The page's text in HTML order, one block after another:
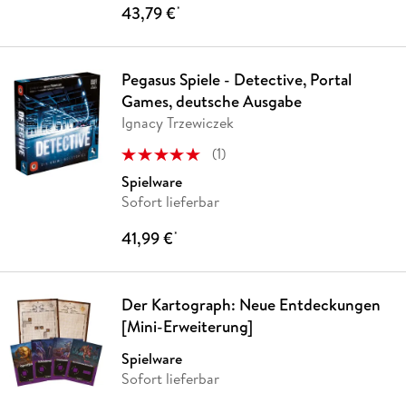
43,79 €*
Pegasus Spiele - Detective, Portal
Games, deutsche Ausgabe
Ignacy Trzewiczek
(1)
Spielware
Sofort lieferbar
41,99 €*
Der Kartograph: Neue Entdeckungen
[Mini-Erweiterung]
Spielware
Sofort lieferbar